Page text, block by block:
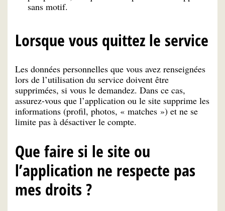
sans motif.
Lorsque vous quittez le service
Les données personnelles que vous avez renseignées
lors de l’utilisation du service doivent être
supprimées, si vous le demandez. Dans ce cas,
assurez-vous que l’application ou le site supprime les
informations (profil, photos, « matches ») et ne se
limite pas à désactiver le compte.
Que faire si le site ou
l’application ne respecte pas
mes droits ?